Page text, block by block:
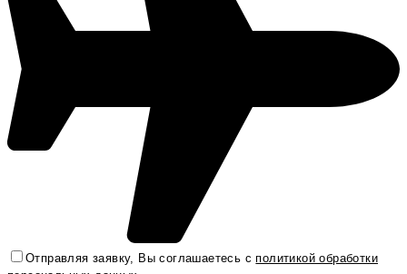
Отправляя заявку, Вы соглашаетесь сполитикой обработки